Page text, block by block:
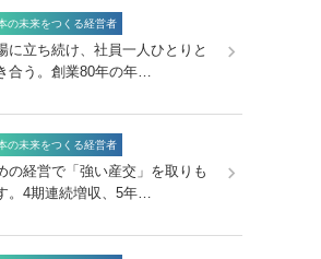
の未来をつくる経営者
に立ち続け、社員一人ひとりと
合う。創業80年の年…
の未来をつくる経営者
の経営で「強い産交」を取りも
。4期連続増収、5年…